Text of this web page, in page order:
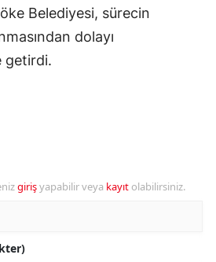
Belediyesi, sürecin
dolayı
getirdi.
girişyapabilir veya kayıt olabilirsiniz.